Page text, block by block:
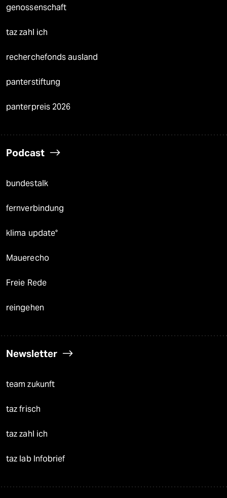
genossenschaft
taz zahl ich
recherchefonds ausland
panterstiftung
panterpreis 2026
Podcast
bundestalk
fernverbindung
klima update°
Mauerecho
Freie Rede
reingehen
Newsletter
team zukunft
taz frisch
taz zahl ich
taz lab Infobrief